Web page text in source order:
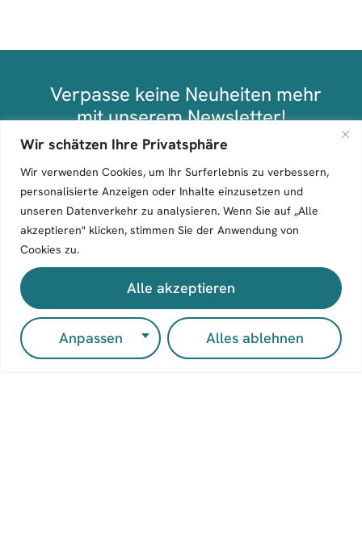
Wir schätzen Ihre Privatsphäre
Wir verwenden Cookies, um Ihr Surferlebnis zu verbessern,
personalisierte Anzeigen oder Inhalte einzusetzen und
unseren Datenverkehr zu analysieren. Wenn Sie auf „Alle
akzeptieren" klicken, stimmen Sie der Anwendung von
Cookies zu.
Anpassen Alles ablehnen
Alle akzeptieren
Verpasse keine Neuheiten mehr
mit unserem Newsletter!
Anmelden
Wir
Entdec
ken
Bücher
Autor:inn
Mitmac
hen
Kontak
t